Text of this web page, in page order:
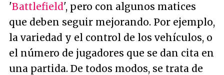
'Battlefield', pero con algunos matices
que deben seguir mejorando. Por ejemplo,
la variedad y el control de los vehículos, o
el número de jugadores que se dan cita en
una partida. De todos modos, se trata de